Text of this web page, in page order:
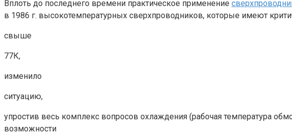
Вплоть до последнего времени практическое применение
в 1986 г. высокотемпературных сверхпроводников, которые имеют
свыше
77К,
изменило
ситуацию,
упростив весь комплекс вопросов охлаждения (рабочая температура
возможности